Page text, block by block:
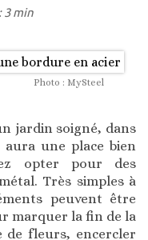
3 min
Photo : MySteel
jardin soigné, dans
une place bien
opter pour des
Très simples à
peuvent être
marquer la fin de la
fleurs, encercler